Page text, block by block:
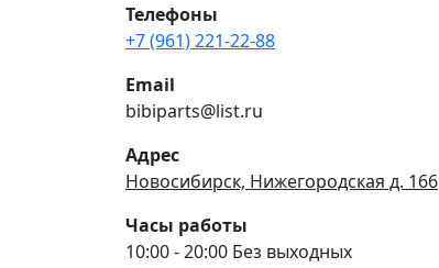
Телефоны
+7 (961) 221-22-88
Email
bibiparts@list.ru
Адрес
Новосибирск, Нижегородская д. 166
Часы работы
10:00 - 20:00 Без выходных